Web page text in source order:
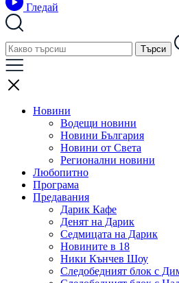
Гледай
Новини
Водещи новини
Новини България
Новини от Света
Регионални новини
Любопитно
Програма
Предавания
Дарик Кафе
Денят на Дарик
Седмицата на Дарик
Новините в 18
Ники Кънчев Шоу
Следобедният блок с